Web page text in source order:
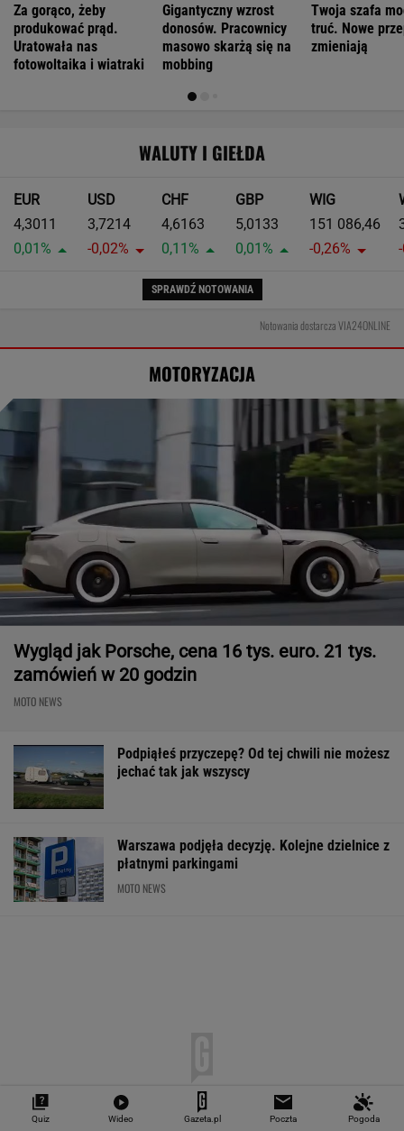
Za gorąco, żeby
produkować prąd.
Uratowała nas
fotowoltaika i wiatraki
Gigantyczny wzrost
donosów. Pracownicy
masowo skarżą się na
mobbing
Twoja szafa
truć. Nowe
zmieniają
WALUTY I GIEŁDA
EUR
4,3011
0,01%
USD
3,7214
-0,02%
CHF
4,6163
0,11%
GBP
5,0133
0,01%
WIG
151 086,46
-0,26%
SPRAWDŹ NOTOWANIA
Notowania dostarcza VIA24ONLINE
MOTORYZACJA
Wygląd jak Porsche, cena 16 tys. euro. 21 tys.
zamówień w 20 godzin
MOTO NEWS
Podpiąłeś przyczepę? Od tej chwili nie możesz
jechać tak jak wszyscy
Warszawa podjęła decyzję. Kolejne dzielnice z
płatnymi parkingami
MOTO NEWS
Quiz Wideo Gazeta.pl Poczta Pogoda